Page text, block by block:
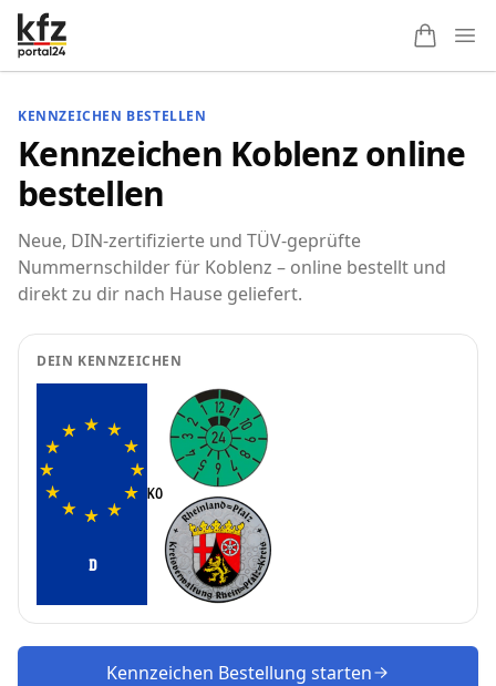
KENNZEICHEN BESTELLEN
Kennzeichen Koblenz online
bestellen
Neue, DIN-zertifizierte und TÜV-geprüfte
Nummernschilder für Koblenz – online bestellt und
direkt zu dir nach Hause geliefert.
DEIN KENNZEICHEN
D
Kennzeichen Bestellung starten